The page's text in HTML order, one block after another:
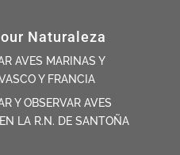
Naturaleza
AVES MARINAS Y
Y FRANCIA
Y OBSERVAR AVES
LA R.N. DE SANTOÑA